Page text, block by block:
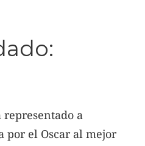
representado a
por el Oscar al mejor